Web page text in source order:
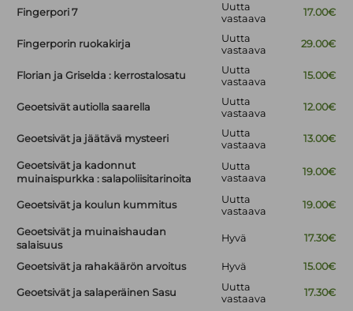
Fingerpori 7
Uutta
vastaava
17.00€
Fingerporin ruokakirja
Uutta
vastaava
29.00€
Florian ja Griselda : kerrostalosatu
Uutta
vastaava
15.00€
Geoetsivät autiolla saarella
Uutta
vastaava
12.00€
Geoetsivät ja jäätävä mysteeri
Uutta
vastaava
13.00€
Geoetsivät ja kadonnut
muinaispurkka : salapoliisitarinoita
Uutta
vastaava
19.00€
Geoetsivät ja koulun kummitus
Uutta
vastaava
19.00€
Geoetsivät ja muinaishaudan
salaisuus
Hyvä 17.30€
Geoetsivät ja rahakäärön arvoitus Hyvä 15.00€
Geoetsivät ja salaperäinen Sasu
Uutta
vastaava
17.30€